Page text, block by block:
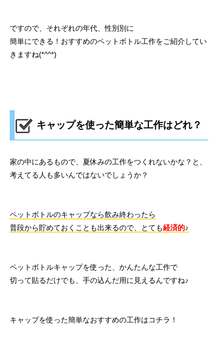
ですので、それぞれの年代、性別別に
簡単にできる！おすすめのペットボトル工作をご紹介してい
きますね(*^^*)
キャップを使った簡単な工作はどれ？
家の中にあるもので、夏休みの工作をつくれないかな？と、
考えてる人も多いんではないでしょうか？
ペットボトルのキャップなら飲み終わったら
普段から貯めておくことも出来るので、とても経済的♪
ペットボトルキャップを使った、かんたんな工作で
切って貼るだけでも、手の込んだ用に見えるんですね♪
キャップを使った簡単なおすすめの工作はコチラ！